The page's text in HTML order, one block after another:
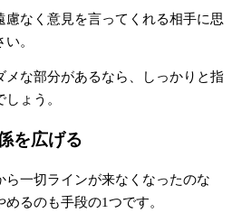
なく意見を言ってくれる相手に思
。
メな部分があるなら、しっかりと指
ょう。
を広げる
一切ラインが来なくなったのな
るのも手段の1つです。